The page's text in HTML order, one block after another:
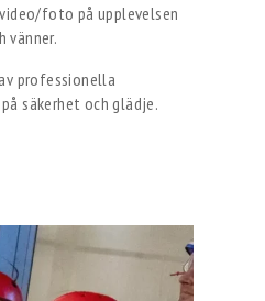
foto på upplevelsen
vänner.
professionella
säkerhet och glädje.